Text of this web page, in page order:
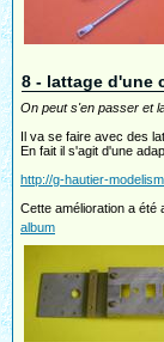
8 - lattage d'une
On peut s'en passer et
Il va se faire avec des
En fait il s'agit d'une
http://g-hautier-
Cette amélioration a été
album